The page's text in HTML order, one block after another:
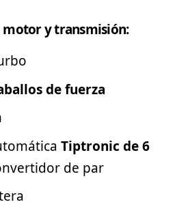
motor y transmisión:
de fuerza
Tiptronic de 6
de par